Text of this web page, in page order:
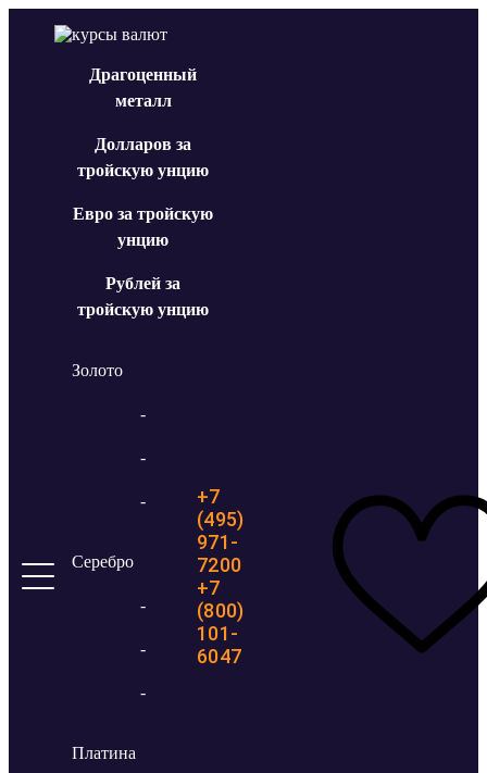
Драгоценный
металл
Долларов за
тройскую унцию
Евро за тройскую
унцию
Рублей за
тройскую унцию
Золото
-
-
-
Серебро
-
-
-
Платина
+7
(495)
971-
7200
+7
(800)
101-
6047